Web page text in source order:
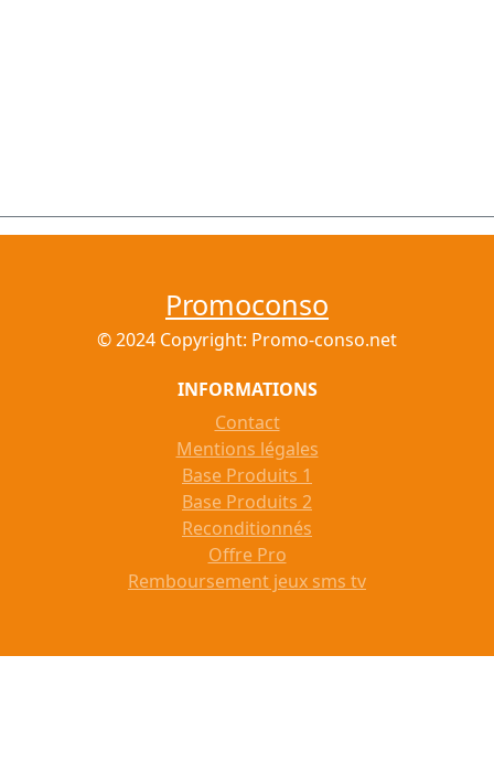
Promoconso
© 2024 Copyright: Promo-conso.net
INFORMATIONS
Contact
Mentions légales
Base Produits 1
Base Produits 2
Reconditionnés
Offre Pro
Remboursement jeux sms tv